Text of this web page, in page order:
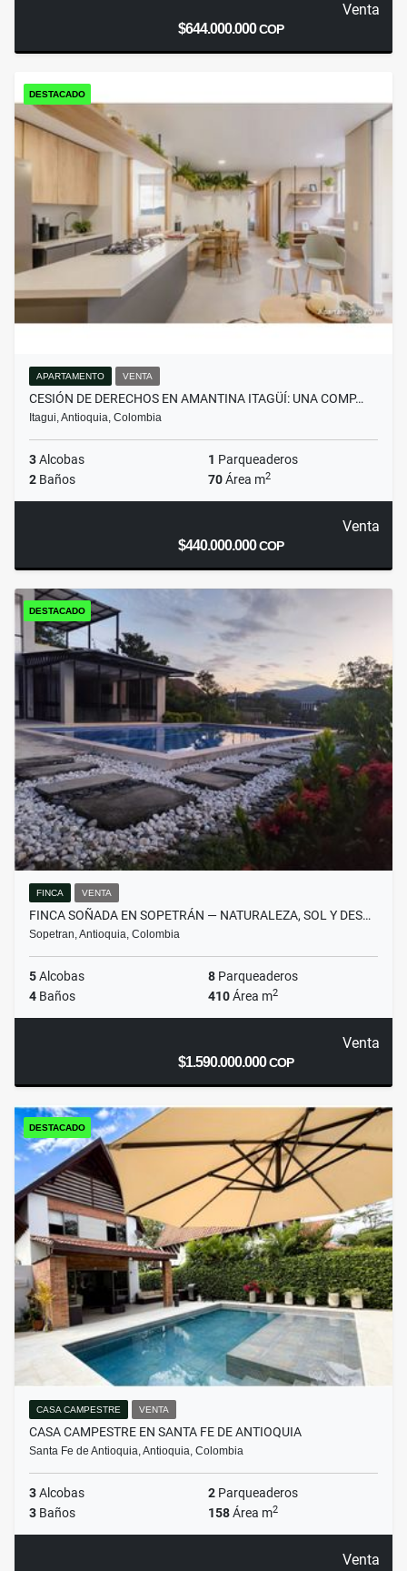
Venta
$644.000.000COP
DESTACADO
APARTAMENTO VENTA
CESIÓN DE DERECHOS EN AMANTINA ITAGÜÍ: UNA COMP…
Itagui, Antioquia, Colombia
3Alcobas 1 Parqueaderos
2 Baños 70Área m2
Venta
$440.000.000COP
DESTACADO
FINCA VENTA
FINCA SOÑADA EN SOPETRÁN — NATURALEZA, SOL Y DES…
Sopetran, Antioquia, Colombia
5Alcobas 8 Parqueaderos
4 Baños 410Área m2
Venta
$1.590.000.000COP
DESTACADO
CASA CAMPESTRE VENTA
CASA CAMPESTRE EN SANTA FE DE ANTIOQUIA
Santa Fe de Antioquia, Antioquia, Colombia
3Alcobas 2 Parqueaderos
3 Baños 158Área m2
Venta